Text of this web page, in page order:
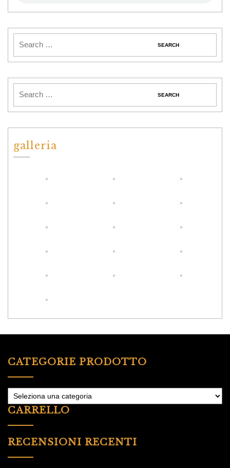
galleria
CATEGORIE PRODOTTO
CARRELLO
RECENSIONI RECENTI